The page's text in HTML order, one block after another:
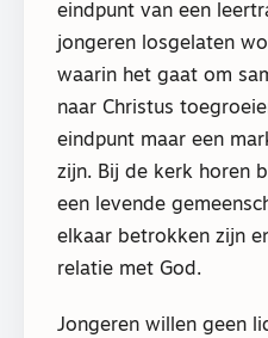
eindpunt van een
jongeren losgelaten
waarin het gaat om
naar Christus
eindpunt maar een
zijn. Bij de kerk horen
een levende
elkaar betrokken zijn
relatie met God.
Jongeren willen geen